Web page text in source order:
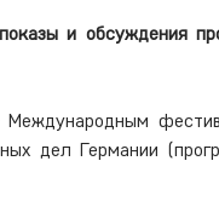
и обсуждения
Международным
дел Германии